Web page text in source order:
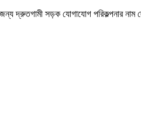
দ্রুতগামী সড়ক যোগাযোগ পরিকল্পনার